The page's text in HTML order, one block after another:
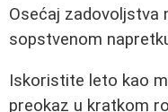
Osećaj zadovoljstva
sopstvenom
Iskoristite leto kao
preokaz u kratkom